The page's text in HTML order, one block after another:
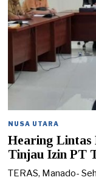
NUSA UTARA
Hearing Lintas
Tinjau Izin PT
TERAS, Manado-